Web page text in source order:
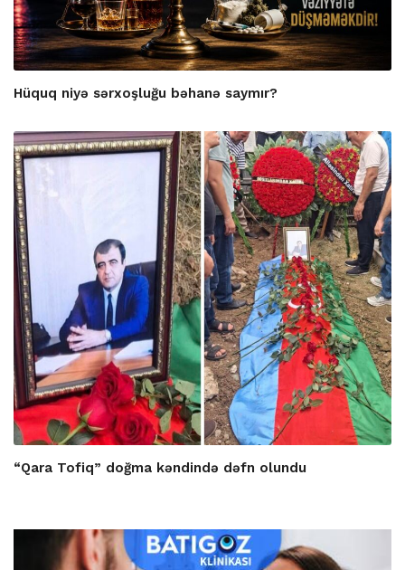
Hüquq niyə sərxoşluğu bəhanə saymır?
“Qara Tofiq” doğma kəndində dəfn olundu